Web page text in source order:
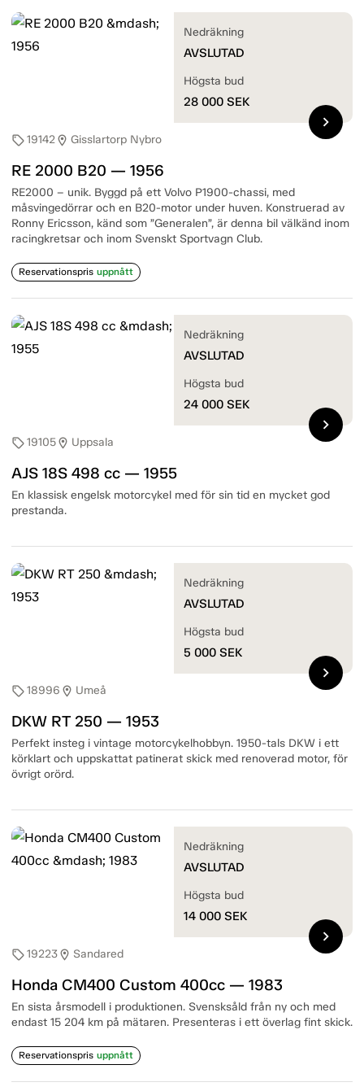
sell19142location_on Gisslartorp Nybro
RE 2000 B20 — 1956
RE2000 – unik. Byggd på ett Volvo P1900-chassi, med
måsvingedörrar och en B20-motor under huven. Konstruerad av
Ronny Ericsson, känd som ”Generalen”, är denna bil välkänd inom
racingkretsar och inom Svenskt Sportvagn Club.
Reservationspris uppnått
Nedräkning
AVSLUTAD
Högsta bud
28 000 SEK
chevron_right
sell19105location_on Uppsala
AJS 18S 498 cc — 1955
En klassisk engelsk motorcykel med för sin tid en mycket god
prestanda.
Nedräkning
AVSLUTAD
Högsta bud
24 000 SEK
chevron_right
sell18996 location_on Umeå
DKW RT 250 — 1953
Perfekt insteg i vintage motorcykelhobbyn. 1950-tals DKW i ett
körklart och uppskattat patinerat skick med renoverad motor, för
övrigt orörd.
Nedräkning
AVSLUTAD
Högsta bud
5 000 SEK
chevron_right
sell19223location_on Sandared
Honda CM400 Custom 400cc — 1983
En sista årsmodell i produktionen. Svensksåld från ny och med
endast 15 204 km på mätaren. Presenteras i ett överlag fint skick.
Reservationspris uppnått
Nedräkning
AVSLUTAD
Högsta bud
14 000 SEK
chevron_right